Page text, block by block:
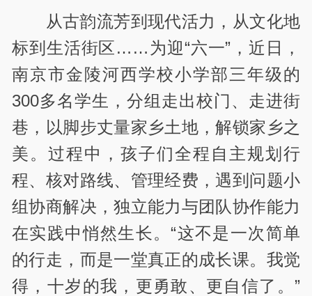
从古韵流芳到现代活力，从文化地
标到生活街区……为迎“六一”，近日，
南京市金陵河西学校小学部三年级的
300多名学生，分组走出校门、走进街
巷，以脚步丈量家乡土地，解锁家乡之
美。过程中，孩子们全程自主规划行
程、核对路线、管理经费，遇到问题小
组协商解决，独立能力与团队协作能力
在实践中悄然生长。“这不是一次简单
的行走，而是一堂真正的成长课。我觉
得，十岁的我，更勇敢、更自信了。”